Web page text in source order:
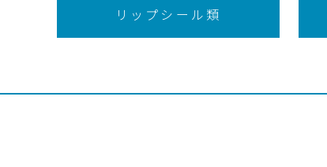
リップシール類